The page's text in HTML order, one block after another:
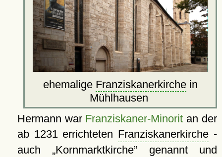
ehemalige Franziskanerkirchein
Mühlhausen
Hermann war Franziskaner-Minorit an der
ab 1231 errichteten Franziskanerkirche -
auch Kornmarktkirche
genannt und